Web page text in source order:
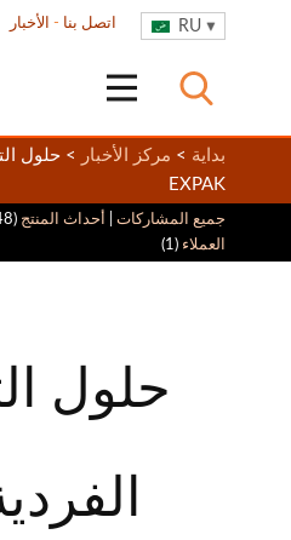
RU اتصل بنا - الأخبار
بداية > مركز الأخبار
> حلول
EXPAK
جميع المشاركات أحداث المنتج (48) |
العملاء (1)
حلول